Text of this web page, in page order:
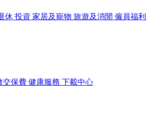
休 投資 家居及寵物 旅遊及消閒 僱員福利
交保費 健康服務 下載中心